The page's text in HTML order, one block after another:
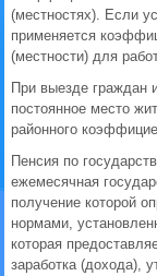
(местностях). Если
применяется
(местности) для
При выезде граждан
постоянное место
районного
Пенсия по
ежемесячная
получение которой
нормами,
которая
заработка (дохода),